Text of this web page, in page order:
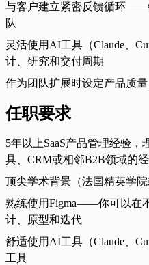
与客户建立紧密反馈循环——
队
灵活使用AI工具（Claude、
计、研究和交付周期
作为团队扩展时设定产品质
任职要求
5年以上SaaS产品管理经验
具、CRM或相邻B2B领域的
顶尖学术背景（法国精英学院
熟练使用Figma——你可以在
计、原型和迭代
舒适使用AI工具（Claude、
工具